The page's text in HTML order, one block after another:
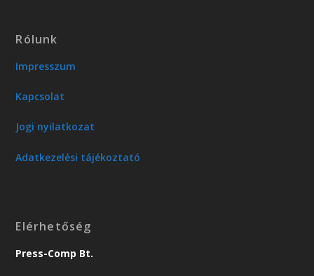
Rólunk
Impresszum
Kapcsolat
Jogi nyilatkozat
Adatkezelési tájékoztató
Elérhetőség
Press-Comp Bt.